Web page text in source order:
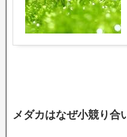
メダカはなぜ小競り合